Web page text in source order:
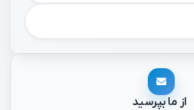
از ما بپرسید